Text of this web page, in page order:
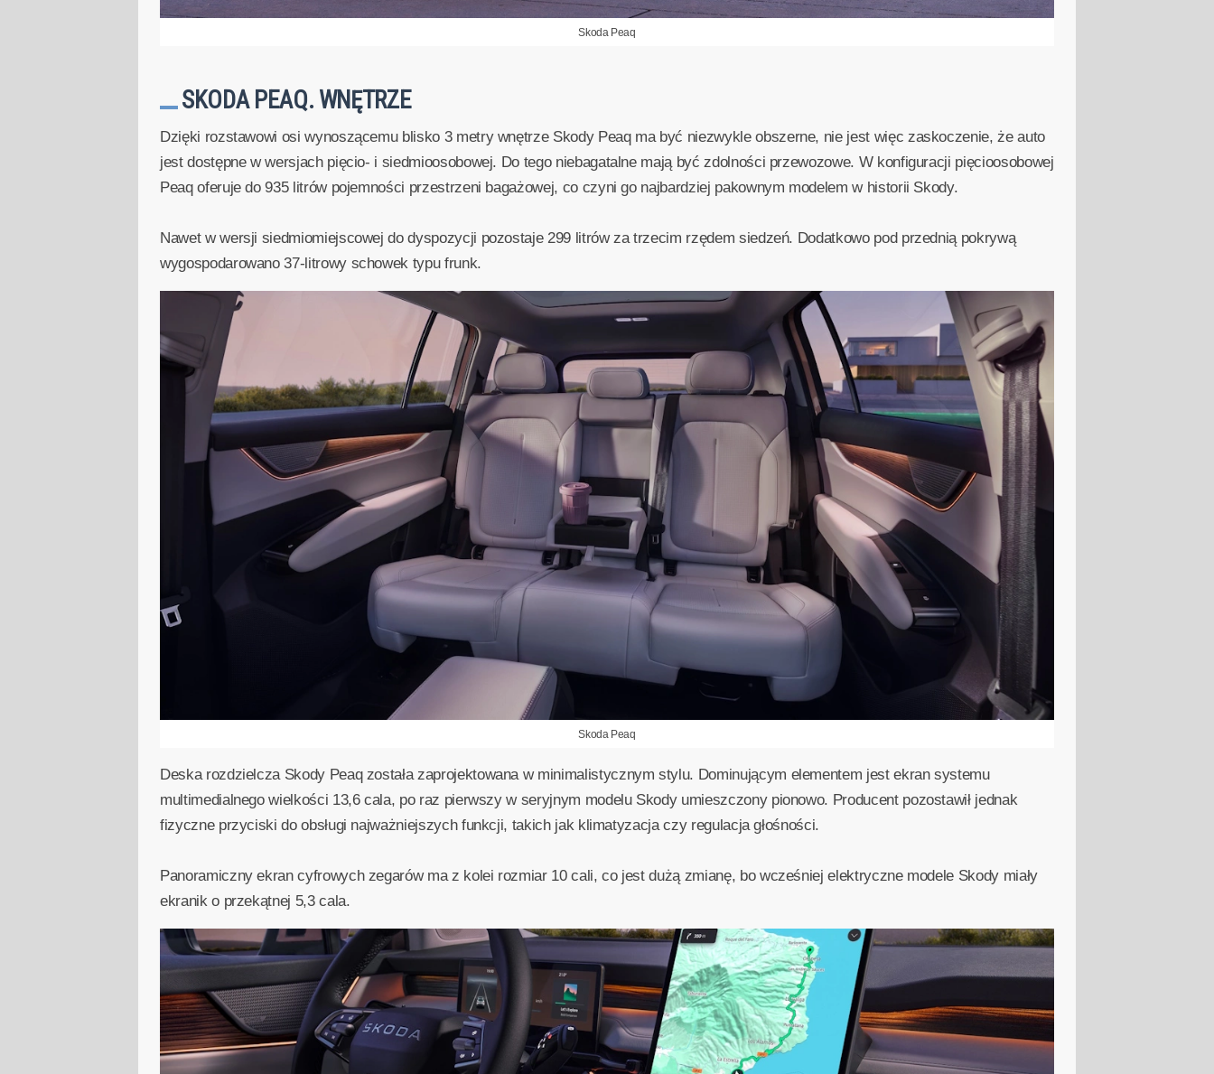
Skoda Peaq
SKODA PEAQ. WNĘTRZE
Dzięki rozstawowi osi wynoszącemu blisko 3 metry wnętrze Skody Peaq ma być niezwykle obszerne, nie jest więc zaskoczenie, że auto
jest dostępne w wersjach pięcio- i siedmioosobowej. Do tego niebagatalne mają być zdolności przewozowe. W konfiguracji pięcioosobowej
Peaq oferuje do 935 litrów pojemności przestrzeni bagażowej, co czyni go najbardziej pakownym modelem w historii Skody.
Nawet w wersji siedmiomiejscowej do dyspozycji pozostaje 299 litrów za trzecim rzędem siedzeń. Dodatkowo pod przednią pokrywą
wygospodarowano 37-litrowy schowek typu frunk.
Skoda Peaq
Deska rozdzielcza Skody Peaq została zaprojektowana w minimalistycznym stylu. Dominującym elementem jest ekran systemu
multimedialnego wielkości 13,6 cala, po raz pierwszy w seryjnym modelu Skody umieszczony pionowo. Producent pozostawił jednak
fizyczne przyciski do obsługi najważniejszych funkcji, takich jak klimatyzacja czy regulacja głośności.
Panoramiczny ekran cyfrowych zegarów ma z kolei rozmiar 10 cali, co jest dużą zmianę, bo wcześniej elektryczne modele Skody miały
ekranik o przekątnej 5,3 cala.